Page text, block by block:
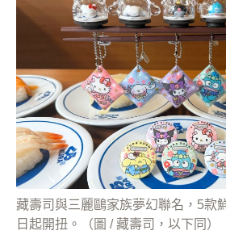
藏壽司與三麗鷗家族夢幻聯名，5款
日起開扭。（圖 / 藏壽司，以下同）